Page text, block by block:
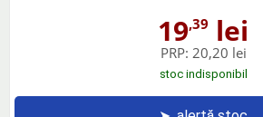
19,39 lei
PRP: 20,20 lei
stoc indisponibil